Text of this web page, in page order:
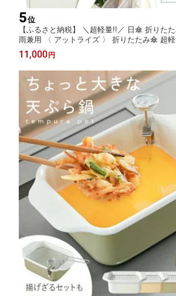
5位
【ふるさと納税】 ＼超軽量!!／ 日傘 折りた
雨兼用 〈 アットライズ 〉 折りたたみ傘 超
折り畳み傘 遮光 コンパクト 傘 UV日傘 女性
いい 折りたたみ日傘 雨 遮熱 小さい 奈良県 奈
11,000円